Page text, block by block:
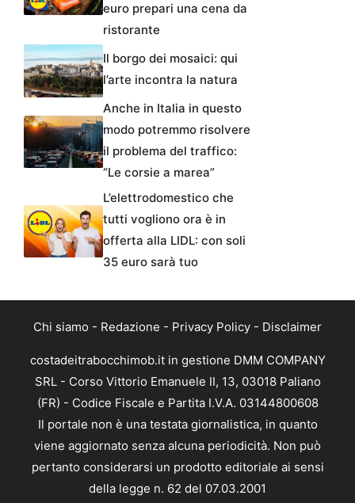
euro prepari una cena da
ristorante
Il borgo dei mosaici: qui
l’arte incontra la natura
Anche in Italia in questo
modo potremmo risolvere
il problema del traffico:
“Le corsie a marea”
L’elettrodomestico che
tutti vogliono ora è in
offerta alla LIDL: con soli
35 euro sarà tuo
Chi siamo - Redazione - Privacy Policy - Disclaimer
costadeitrabocchimob.it in gestione DMM COMPANY
SRL - Corso Vittorio Emanuele II, 13, 03018 Paliano
(FR) - Codice Fiscale e Partita I.V.A. 03144800608
Il portale non è una testata giornalistica, in quanto
viene aggiornato senza alcuna periodicità. Non può
pertanto considerarsi un prodotto editoriale ai sensi
della legge n. 62 del 07.03.2001